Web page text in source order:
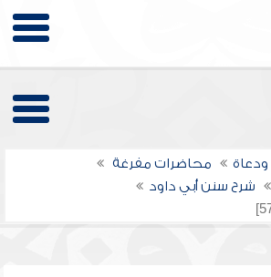
ودعاة
محاضرات مفرغة
شرح سنن أبي داود